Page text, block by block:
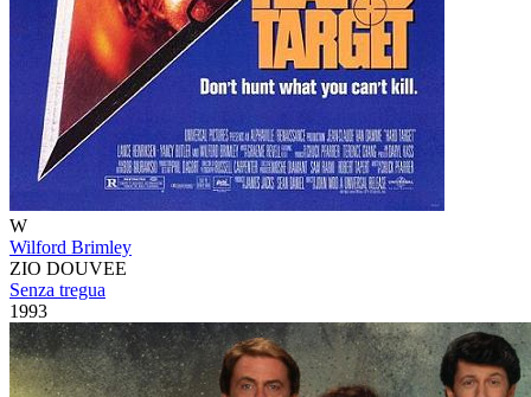
W
Wilford Brimley
ZIO DOUVEE
Senza tregua
1993